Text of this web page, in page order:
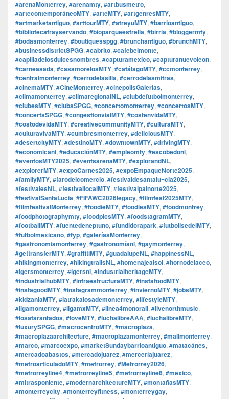
#arenaMonterrey, #arenamty, #artbusmetro,
#artecontemporáneoMTY, #arteMTY, #artgenresMTY,
#artmarketantiguo, #arttourMTY, #atreyuMTY, #barrioantiguo,
#bibliotecafrayservando, #bioparqueestrella, #birria, #bloggermty,
#bodasmonterrey, #boutiquesspgg, #brunchantiguo, #brunchMTY,
#businessdistrictSPGG, #cabrito, #cafebelmonte,
#capilladelosdulcesnombres, #capturamexico, #capturanuevoleon,
#carneasada, #casamorelosMTY, #catálagoMTY, #ccmonterrey,
#centralmonterrey, #cerrodelasilla, #cerrodelasmitras,
#cinemaMTY, #CineMonterrey, #cinepolisGalerías,
#climamonterrey, #climaregionalNL, #clubdefutbolmonterrey,
#clubesMTY, #clubsSPGG, #concertomonterrey, #concertosMTY,
#concertsSPGG, #congestionvialMTY, #costenvidaMTY,
#costodevidaMTY, #creativecommunityMTY, #culturaMTY,
#culturavivaMTY, #cumbresmonterrey, #deliciousMTY,
#desertcityMTY, #destinoMTY, #downtownMTY, #drivingMTY,
#economicanl, #educaciónMTY, #empleomty, #escobedonl,
#eventosMTY2025, #eventsarenaMTY, #explorandNL,
#explorerMTY, #expoCarnes2025, #expoEmpaqueNorte2025,
#familyMTY, #farodelcomercio, #festivaldesantalu¬cia2025,
#festivalesNL, #festivallocalMTY, #festivalpalnorte2025,
#festivalSantaLucia, #FIFAWC2026legacy, #filmfest2025MTY,
#filmfestivalMonterrey, #foodieMTY, #foodiesMTY, #foodmontrey,
#foodphotographymty, #foodpicsMTY, #foodstagramMTY,
#footballMTY, #fuentedeneptuno, #fundidorapark, #futbolisedelMTY,
#futbolmexicano, #fyp, #galeríasMonterrey,
#gastronomiamonterrey, #gastronomíanl, #gaymonterrey,
#gettransferMTY, #graffitiMTY, #guadalupeNL, #happinessNL,
#hikingmonterrey, #hikingtrailsNL, #homenajealsol, #hornodelaceo,
#igersmonterrey, #igersnl, #industrialheritageMTY,
#industrialhubMTY, #infraestructuraMTY, #instafoodMTY,
#instagoodMTY, #instagrammonterrey, #inviernoMTY, #jobsMTY,
#kidzaniaMTY, #latrakalosademonterrey, #lifestyleMTY,
#ligamonterrey, #ligamxMTY, #linea4monorail, #livenorthmusic,
#losatarantados, #loveMTY, #luchalibreAAA, #luchalibreMTY,
#luxurySPGG, #macrocentroMTY, #macroplaza,
#macroplazaarchitecture, #macroplazamonterrey, #mallmonterrey,
#marco, #marcoexpo, #marketSundaybarrioantiguo, #matacánes,
#mercadoabastos, #mercadojuarez, #merceríajuarez,
#metroarticuladoMTY, #metrorrey, #Metrorrey2026,
#metrorreyline4, #metrorreyline5, #metrorreyline6, #mexico,
#mitrasponiente, #modernarchitectureMTY, #montañasMTY,
#monterreycity, #monterreyfitness, #monterreygay,